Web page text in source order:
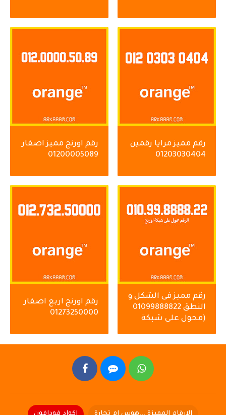
رقم مميز مرايا رقمين
01203030404
رقم اورنج مميز اصفار
01200005089
رقم مميز فى الشكل و
النطق 01099888822
(محول على شبكة
رقم اورنج اربع اصفار
01273250000